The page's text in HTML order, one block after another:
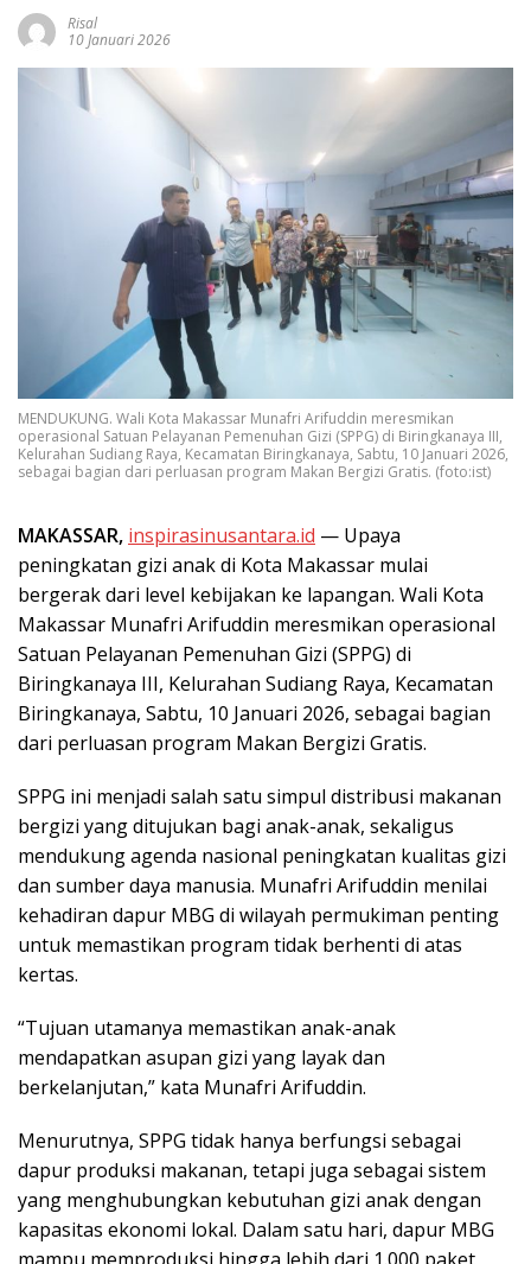
Risal
10 Januari 2026
MENDUKUNG. Wali Kota Makassar Munafri Arifuddin meresmikan
operasional Satuan Pelayanan Pemenuhan Gizi (SPPG) di Biringkanaya III,
Kelurahan Sudiang Raya, Kecamatan Biringkanaya, Sabtu, 10 Januari 2026,
sebagai bagian dari perluasan program Makan Bergizi Gratis. (foto:ist)
MAKASSAR, inspirasinusantara.id — Upaya
peningkatan gizi anak di Kota Makassar mulai
bergerak dari level kebijakan ke lapangan. Wali Kota
Makassar Munafri Arifuddin meresmikan operasional
Satuan Pelayanan Pemenuhan Gizi (SPPG) di
Biringkanaya III, Kelurahan Sudiang Raya, Kecamatan
Biringkanaya, Sabtu, 10 Januari 2026, sebagai bagian
dari perluasan program Makan Bergizi Gratis.
SPPG ini menjadi salah satu simpul distribusi makanan
bergizi yang ditujukan bagi anak-anak, sekaligus
mendukung agenda nasional peningkatan kualitas gizi
dan sumber daya manusia. Munafri Arifuddin menilai
kehadiran dapur MBG di wilayah permukiman penting
untuk memastikan program tidak berhenti di atas
kertas.
“Tujuan utamanya memastikan anak-anak
mendapatkan asupan gizi yang layak dan
berkelanjutan,” kata Munafri Arifuddin.
Menurutnya, SPPG tidak hanya berfungsi sebagai
dapur produksi makanan, tetapi juga sebagai sistem
yang menghubungkan kebutuhan gizi anak dengan
kapasitas ekonomi lokal. Dalam satu hari, dapur MBG